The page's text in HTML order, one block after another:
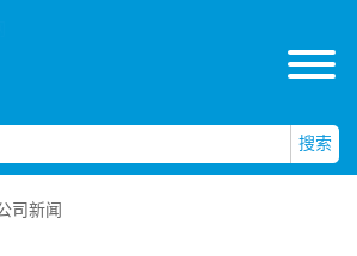
搜索
司新闻